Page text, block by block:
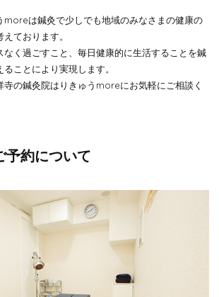
moreは鍼灸で少しでも地域のみなさまの健康の
ております。
なく過ごすこと、毎日健康的に生活することを鍼
ことにより実現します。
寺の鍼灸院はりきゅうmoreにお気軽にご相談く
予約について